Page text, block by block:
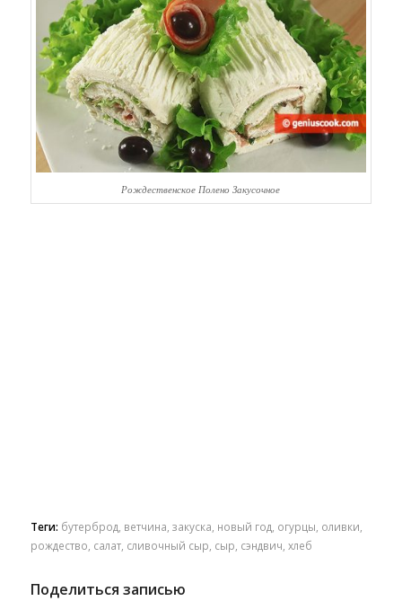
Рождественское Полено Закусочное
Теги: бутерброд, ветчина, закуска, новый год, огурцы, оливки,
рождество, салат, сливочный сыр, сыр, сэндвич, хлеб
Поделиться записью